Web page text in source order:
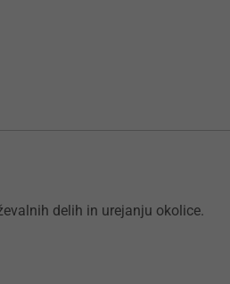
delih in urejanju okolice.